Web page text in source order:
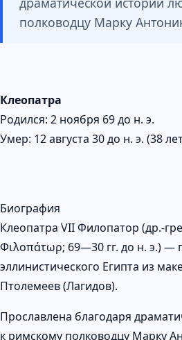
полководцу Марку
Клеопатра
Родился: 2 ноября 69 до н. э.
Умер: 12 августа 30 до н. э. (38
Биография
Клеопатра VII Филопатор (др.-
Φιλοπάτωρ; 69—30 гг. до н. э.) —
эллинистического Египта из
Птолемеев (Лагидов).
Прославлена благодаря
к римскому полководцу Марку